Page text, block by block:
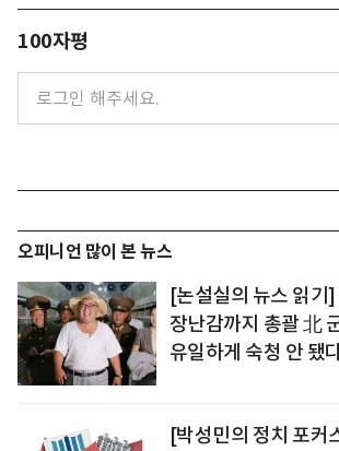
100자평
오피니언 많이 본 뉴스
[논설실의 뉴스 읽기
장난감까지 총괄 北
유일하게 숙청 안 됐
[박성민의 정치 포커